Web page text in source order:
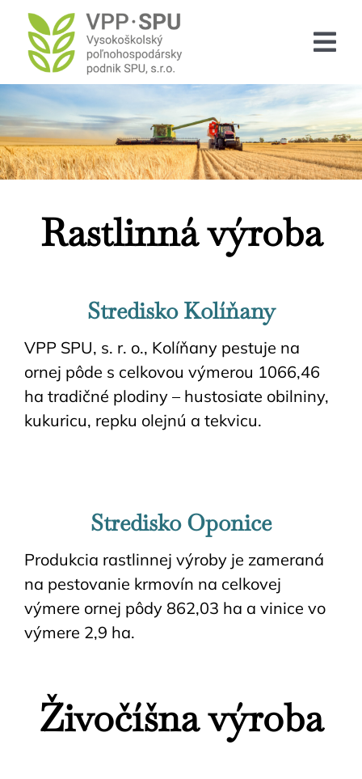
Skip
content
DOMOV
O NÁS
SPOLOČNOSŤ
Rastlinná výroba
Stredisko Kolíňany
VPP SPU, s. r. o., Kolíňany pestuje na
ornej pôde s celkovou výmerou 1066,46
ha tradičné plodiny – hustosiate obilniny,
kukuricu, repku olejnú a tekvicu.
Stredisko Oponice
Produkcia rastlinnej výroby je zameraná
na pestovanie krmovín na celkovej
výmere ornej pôdy 862,03 ha a vinice vo
výmere 2,9 ha.
Živočíšna výroba